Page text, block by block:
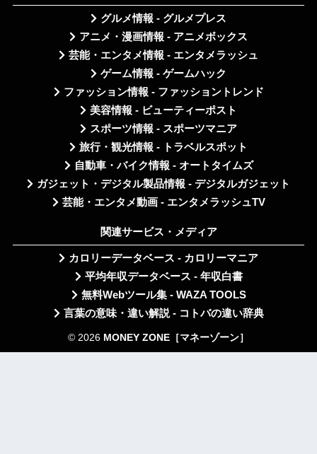
グルメ情報 - グルメプレス
アニメ・漫画情報 - アニメボックス
芸能・エンタメ情報 - エンタメラッシュ
ゲーム情報 - ゲームハック
ファッション情報 - ファッショントレンド
美容情報 - ビューティーポスト
スポーツ情報 - スポーツマニア
旅行・観光情報 - トラベルスポット
自動車・バイク情報 - オートタイムズ
ガジェット・デジタル製品情報 - デジタルガジェット
芸能・エンタメ動画 - エンタメラッシュTV
関連サービス・メディア
カロリーデータベース - カロリーマニア
平均年収データベース - 年収白書
無料Webツール集 - WAZA TOOLS
言葉の意味・違い解説 - コトバの違い辞典
© 2026 MONEY ZONE［マネーゾーン］